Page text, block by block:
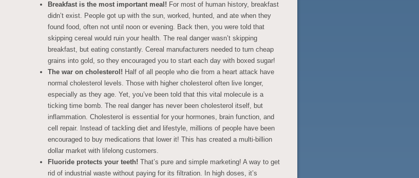
Breakfast is the most important meal! For most of human history, breakfast
didn’t exist. People got up with the sun, worked, hunted, and ate when they
found food, often not until noon or evening. Back then, you were told that
skipping cereal would ruin your health. The real danger wasn’t skipping
breakfast, but eating constantly. Cereal manufacturers needed to turn cheap
grains into gold, so they encouraged you to start each day with boxed sugar!
The war on cholesterol! Half of all people who die from a heart attack have
normal cholesterol levels. Those with higher cholesterol often live longer,
especially as they age. Yet, you’ve been told that this vital molecule is a
ticking time bomb. The real danger has never been cholesterol itself, but
inflammation. Cholesterol is essential for your hormones, brain function, and
cell repair. Instead of tackling diet and lifestyle, millions of people have been
encouraged to buy medications that lower it! This has created a multi-billion
dollar market with lifelong customers.
Fluoride protects your teeth! That’s pure and simple marketing! A way to get
rid of industrial waste without paying for its filtration. In high doses, it’s